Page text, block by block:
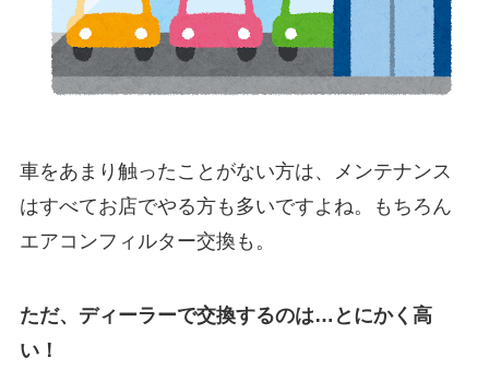
車をあまり触ったことがない方は、メンテナンス
はすべてお店でやる方も多いですよね。もちろん
エアコンフィルター交換も。
ただ、ディーラーで交換するのは…とにかく高
い！